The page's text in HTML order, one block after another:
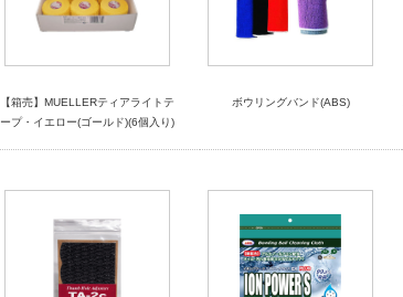
【箱売】MUELLERティアライトテ
ープ・イエロー(ゴールド)(6個入り)
ボウリングバンド(ABS)